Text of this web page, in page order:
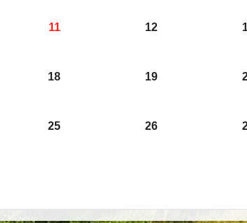
11 12
18 19
25 26